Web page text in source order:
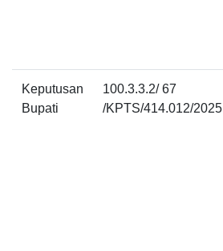
Keputusan
Bupati
100.3.3.2/ 67
/KPTS/414.012/2025